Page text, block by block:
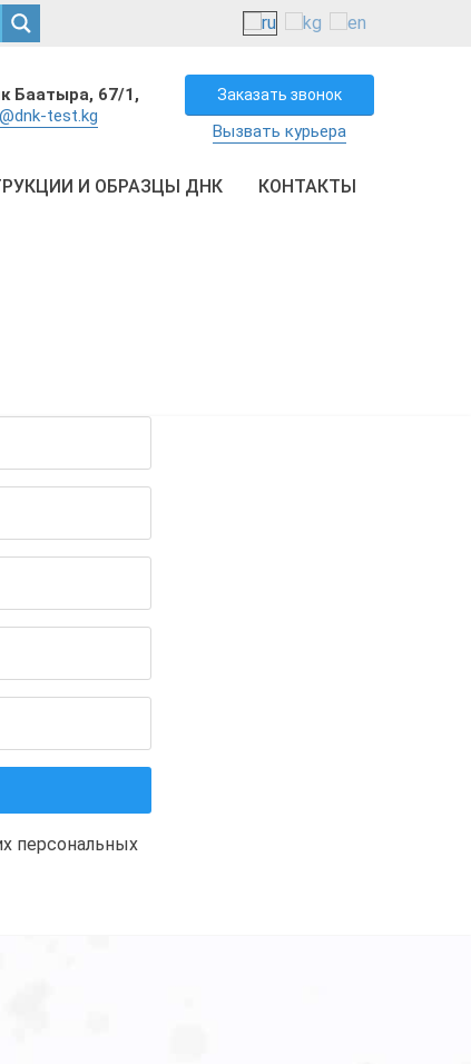
Баатыра, 67/1,
test.kg
Заказать звонок
Вызвать курьера
И ОБРАЗЦЫ ДНК КОНТАКТЫ
персональных